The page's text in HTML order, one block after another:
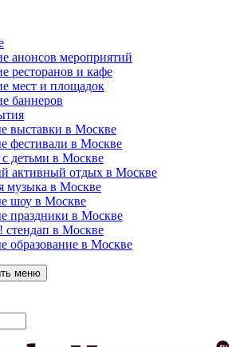
анонсов мероприятий
ресторанов и кафе
мест и площадок
баннеров
выставки в Москве
фестивали в Москве
с детьми в Москве
активный отдых в Москве
музыка в Москве
шоу в Москве
праздники в Москве
стендап в Москве
образование в Москве
меню